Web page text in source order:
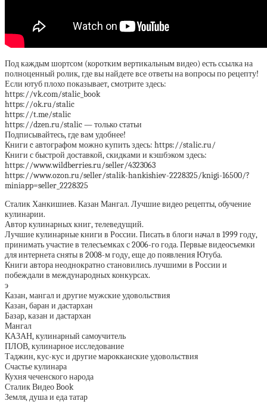
Под каждым шортсом (коротким вертикальным видео) есть ссылка на
полноценный ролик, где вы найдете все ответы на вопросы по рецепту!
Если ютуб плохо показывает, смотрите здесь:
https://vk.com/stalic_book
https://ok.ru/stalic
https://t.me/stalic
https://dzen.ru/stalic — только статьи
Подписывайтесь, где вам удобнее!
Книги c автографом можно купить здесь: https://stalic.ru/
Книги с быстрой доставкой, скидками и кэшбэком здесь:
https://www.wildberries.ru/seller/4323063
https://www.ozon.ru/seller/stalik-hankishiev-2228325/knigi-16500/?
miniapp=seller_2228325
Сталик Ханкишиев. Казан Мангал. Лучшие видео рецепты, обучение
кулинарии.
Автор кулинарных книг, телеведущий.
Лучшие кулинарные книги в России. Писать в блоги начал в 1999 году,
принимать участие в телесъемках с 2006-го года. Первые видеосъемки
для интернета сняты в 2008-м году, еще до появления Ютуба.
Книги автора неоднократно становились лучшими в России и
побеждали в международных конкурсах.
э
Казан, мангал и другие мужские удовольствия
Казан, баран и дастархан
Базар, казан и дастархан
Мангал
КАЗАН, кулинарный самоучитель
ПЛОВ, кулинарное исследование
Таджин, кус-кус и другие марокканские удовольствия
Счастье кулинара
Кухня чеченского народа
Сталик Видео Book
Земля, душа и еда татар